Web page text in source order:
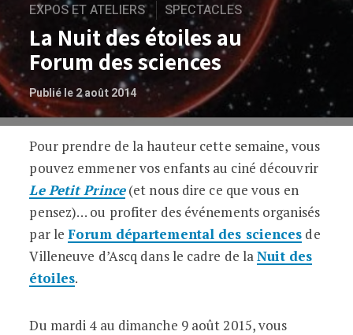
EXPOS ET ATELIERS SPECTACLES
La Nuit des étoiles au
Forum des sciences
Publié le 2 août 2014
La Nuit des étoiles au Forum des
Pour prendre de la hauteur cette semaine, vous
pouvez emmener vos enfants au ciné découvrir
Le Petit Prince(et nous dire ce que vous en
pensez)… ou profiter des événements organisés
par leForum départemental des sciences de
Villeneuve d’Ascq dans le cadre de laNuit des
étoiles.
Du mardi 4 au dimanche 9 août 2015, vous